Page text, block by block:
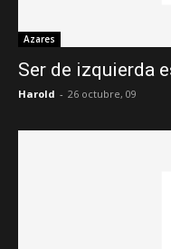
Azares
Ser de izquierda
Harold - 26 octubre, 09